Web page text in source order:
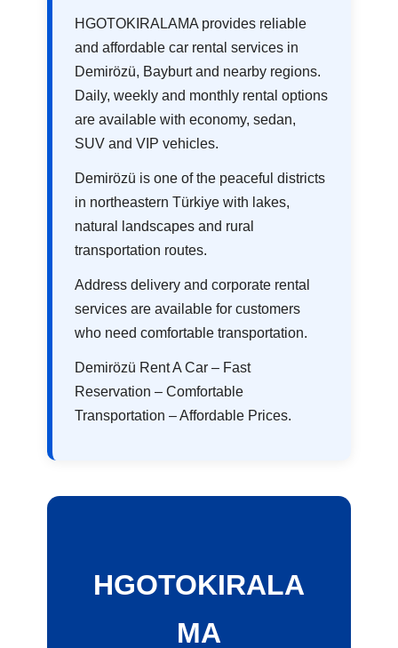
HGOTOKIRALAMA provides reliable
and affordable car rental services in
Demirözü, Bayburt and nearby regions.
Daily, weekly and monthly rental options
are available with economy, sedan,
SUV and VIP vehicles.
Demirözü is one of the peaceful districts
in northeastern Türkiye with lakes,
natural landscapes and rural
transportation routes.
Address delivery and corporate rental
services are available for customers
who need comfortable transportation.
Demirözü Rent A Car – Fast
Reservation – Comfortable
Transportation – Affordable Prices.
HGOTOKIRALA
MA